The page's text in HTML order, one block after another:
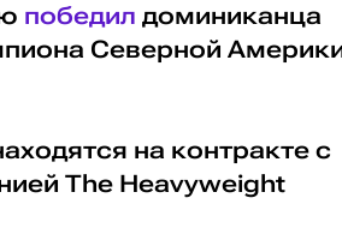
победил доминиканца
Северной
на контракте с
The Heavyweight